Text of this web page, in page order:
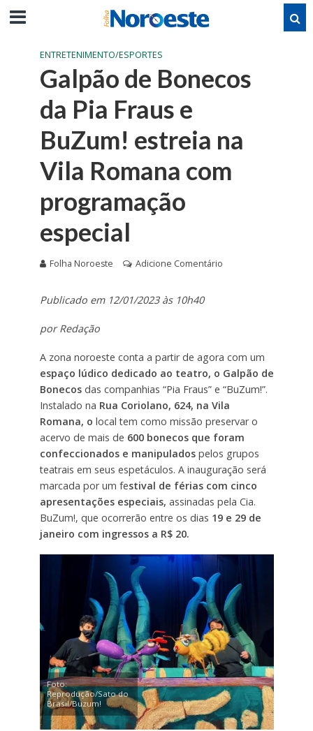
ENTRETENIMENTO/ESPORTES
Galpão de Bonecos
da Pia Fraus e
BuZum! estreia na
Vila Romana com
programação
especial
Folha Noroeste Adicione Comentário
Publicado em 12/01/2023 às 10h40
por Redação
A zona noroeste conta a partir de agora com um
espaço lúdico dedicado ao teatro, o Galpão de
Bonecosdas companhias “Pia Fraus” e “BuZum!”.
Instalado na Rua Coriolano, 624, na Vila
Romana, o local tem como missão preservar o
acervo de mais de 600 bonecos que foram
confeccionados e manipuladospelos grupos
teatrais em seus espetáculos. A inauguração será
marcada por um festival de férias com cinco
apresentações especiais, assinadas pela Cia.
BuZum!, que ocorrerão entre os dias 19 e 29 de
janeiro com ingressos a R$ 20.
Foto:
Reprodução/Sato do
Brasil/Buzum!